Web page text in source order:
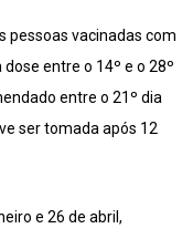
pessoas vacinadas com
entre o 14º e o 28º
entre o 21º dia
ser tomada após 12
e 26 de abril,